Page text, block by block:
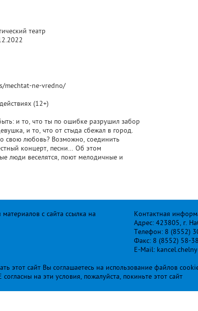
театр
mechtat-ne-vredno/
(12+)
и то, что ты по ошибке разрушил забор
и то, что от стыда сбежал в город.
свою любовь? Возможно, соединить
концерт, песни… Об этом
люди веселятся, поют мелодичные и
с сайта ссылка на
Контактная
Адрес: 423805, г.
Телефон: 8 (8552)
Факс: 8 (8552) 58-
E-Mail:
этот сайт Вы соглашаетесь на использование файлов
на эти условия, пожалуйста, покиньте этот сайт